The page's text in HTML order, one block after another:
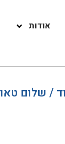
אודות
/ שלום